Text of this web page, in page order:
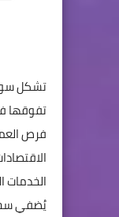
تشكل
تفوقها
فرص
الخدمات
يُضفي